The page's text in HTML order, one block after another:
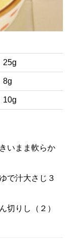
25g
8g
10g
いまま軟らか
で汁大さじ３
切りし（２）